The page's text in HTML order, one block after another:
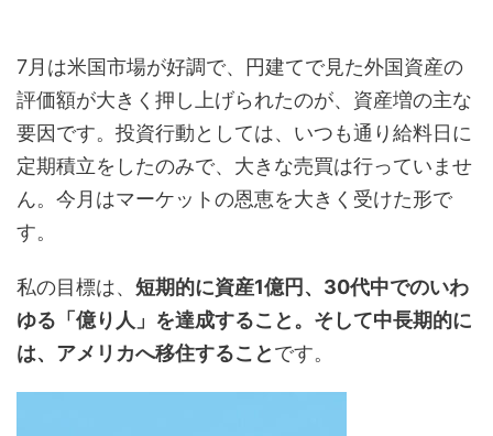
7月は米国市場が好調で、円建てで見た外国資産の
評価額が大きく押し上げられたのが、資産増の主な
要因です。投資行動としては、いつも通り給料日に
定期積立をしたのみで、大きな売買は行っていませ
ん。今月はマーケットの恩恵を大きく受けた形で
す。
私の目標は、 短期的に資産1億円、30代中でのいわ
ゆる「億り人」を達成すること。そして中長期的に
は、アメリカへ移住することです。